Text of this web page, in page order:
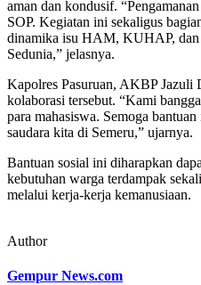
aman dan kondusif.
SOP. Kegiatan ini sekaligus
dinamika isu HAM, KUHAP,
Sedunia,” jelasnya.
Kapolres Pasuruan, AKBP Jazuli
kolaborasi tersebut. “Kami
para mahasiswa. Semoga
saudara kita di Semeru,” ujarnya.
Bantuan sosial ini diharapkan
kebutuhan warga terdampak
melalui kerja-kerja kemanusiaan.
Author
Gempur News.com